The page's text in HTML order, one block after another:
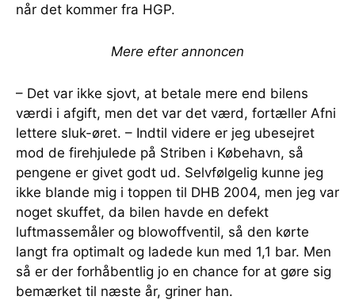
når det kommer fra HGP.
Mere efter annoncen
– Det var ikke sjovt, at betale mere end bilens
værdi i afgift, men det var det værd, fortæller Afni
lettere sluk-øret. – Indtil videre er jeg ubesejret
mod de firehjulede på Striben i Købehavn, så
pengene er givet godt ud. Selvfølgelig kunne jeg
ikke blande mig i toppen til DHB 2004, men jeg var
noget skuffet, da bilen havde en defekt
luftmassemåler og blowoffventil, så den kørte
langt fra optimalt og ladede kun med 1,1 bar. Men
så er der forhåbentlig jo en chance for at gøre sig
bemærket til næste år, griner han.